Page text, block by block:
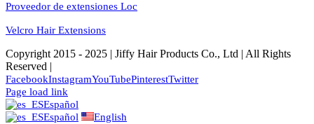
Proveedor de extensiones Loc
Velcro Hair Extensions
Copyright 2015 - 2025 | Jiffy Hair Products Co., Ltd | All Rights
Reserved |
FacebookInstagramYouTubePinterestTwitter
Page load link
Español
Español
English